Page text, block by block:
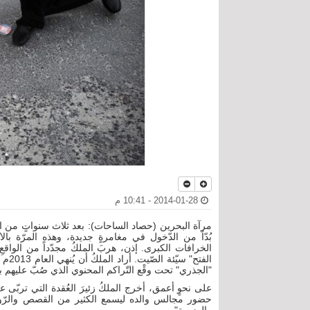
بُدّاً من الدّخول في مغامرةٍ جديدة، وهذه المرّة
الخرافات الكبرى. إذن، هربَ الملكُ مجدّداً من
"الجذري" تحت وقْع التّراكم المحنوي الذي صُبّ
على نحوٍ أعمق، أخرج الملكُ زئيرَ العُقدة التي تربّى
حضور مجالس والده ليسمع الكثير من القصص